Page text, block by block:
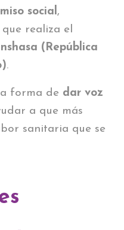
social,
realiza el
(República
.
forma de dar voz
a que más
sanitaria que se